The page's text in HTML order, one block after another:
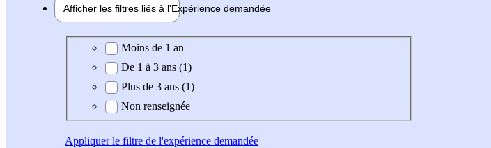
Afficher les filtres liés à l'Expérience demandée
Expérience demandée
Moins de 1 an
De 1 à 3 ans (1)
Plus de 3 ans (1)
Non renseignée
Appliquerle filtre de l'expérience demandée